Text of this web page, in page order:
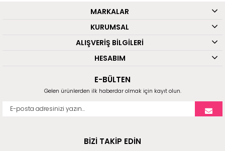
MARKALAR
KURUMSAL
ALIŞVERİŞ BİLGİLERİ
HESABIM
E-BÜLTEN
Gelen ürünlerden ilk haberdar olmak için kayıt olun.
BİZİ TAKİP EDİN